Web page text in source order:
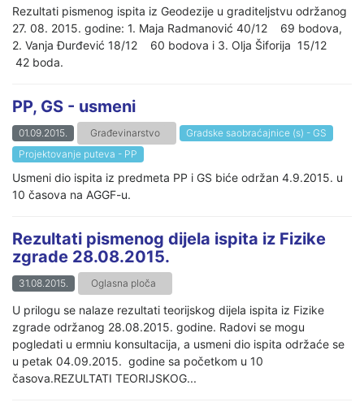
Rezultati pismenog ispita iz Geodezije u graditeljstvu održanog
27. 08. 2015. godine: 1. Maja Radmanović 40/12 69 bodova,
2. Vanja Đurđević 18/12 60 bodova i 3. Olja Šiforija 15/12
42 boda.
PP, GS - usmeni
01.09.2015. Građevinarstvo
Gradske saobraćajnice (s) - GS
Projektovanje puteva - PP
Usmeni dio ispita iz predmeta PP i GS biće održan 4.9.2015. u
10 časova na AGGF-u.
Rezultati pismenog dijela ispita iz Fizike
zgrade 28.08.2015.
31.08.2015. Oglasna ploča
U prilogu se nalaze rezultati teorijskog dijela ispita iz Fizike
zgrade održanog 28.08.2015. godine. Radovi se mogu
pogledati u ermniu konsultacija, a usmeni dio ispita održaće se
u petak 04.09.2015. godine sa početkom u 10
časova.REZULTATI TEORIJSKOG...